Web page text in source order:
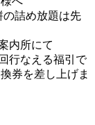
詰め放題は先
内所にて
行なえる福引で
券を差し上げま